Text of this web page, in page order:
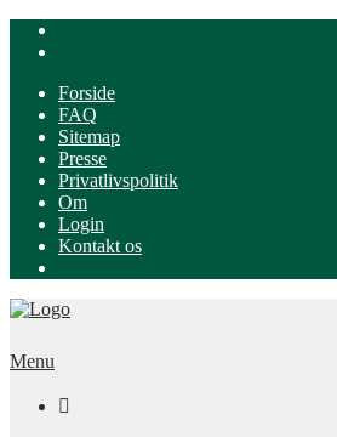
Forside
FAQ
Sitemap
Presse
Privatlivspolitik
Om
Login
Kontakt os
Menu
